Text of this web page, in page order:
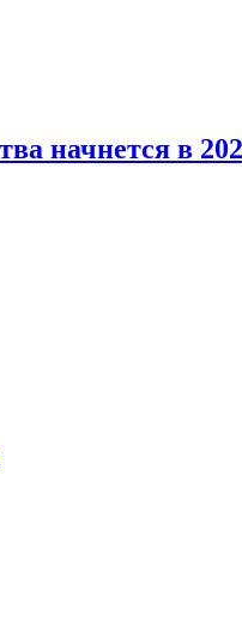
начнется в